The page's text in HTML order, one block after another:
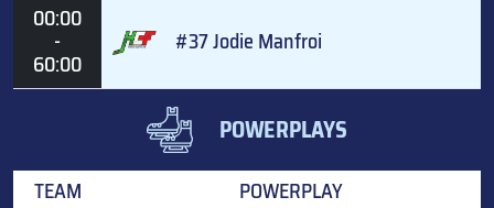
00:00
-
60:00
#37 Jodie Manfroi
POWERPLAYS
TEAM
POWERPLAY